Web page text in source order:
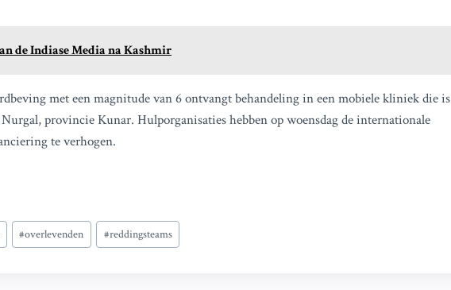
de Indiase Media na Kashmir
met een magnitude van 6 ontvangt behandeling in een mobiele kliniek die is
provincie Kunar. Hulporganisaties hebben op woensdag de internationale
te verhogen.
#overlevenden #reddingsteams